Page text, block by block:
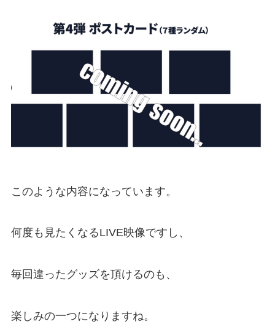
このような内容になっています。
何度も見たくなるLIVE映像ですし、
毎回違ったグッズを頂けるのも、
楽しみの一つになりますね。